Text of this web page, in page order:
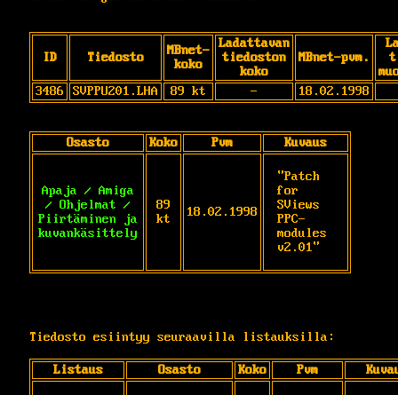
ID Tiedosto
MBnet-
koko
Ladattavan
tiedoston
koko
MBnet-pvm.
3486
SVPPU201.LHA 89 kt - 18.02.1998
Osasto Koko Pvm Kuvaus
Apaja / Amiga
/ Ohjelmat /
Piirtäminen ja
kuvankäsittely
89
kt
18.02.1998
"Patch
for
SViews
PPC-
modules
v2.01"
Tiedosto esiintyy seuraavilla listauksilla:
Listaus Osasto Koko Pvm